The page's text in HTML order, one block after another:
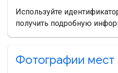
Используйте
получить подробную
Фотографии мест